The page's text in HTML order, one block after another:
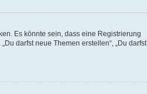
Es könnte sein, dass eine Registrierung
darfst neue Themen erstellen“, „Du darfst